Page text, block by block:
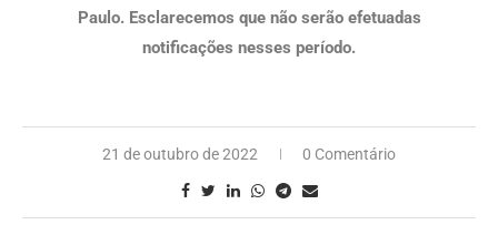
Paulo. Esclarecemos que não serão efetuadas
notificações nesses período.
21 de outubro de 2022 0 Comentário